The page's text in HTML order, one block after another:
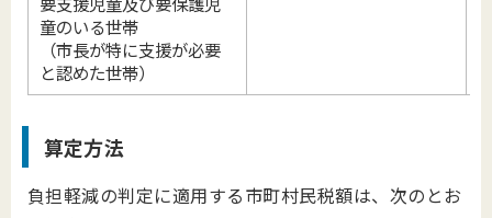
童のいる世帯
（市長が特に支援が必要
と認めた世帯）
算定方法
負担軽減の判定に適用する市町村民税額は、次のとお